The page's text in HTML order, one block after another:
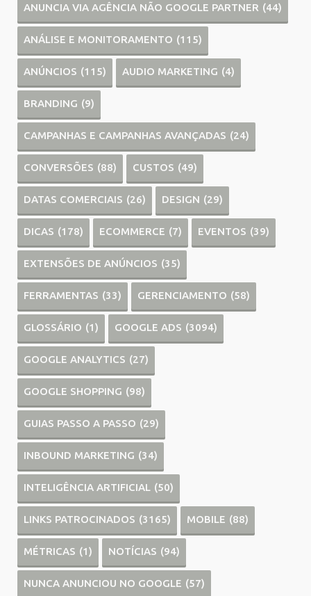
ANUNCIA VIA AGÊNCIA NÃO GOOGLE PARTNER (44)
ANÁLISE E MONITORAMENTO (115)
ANÚNCIOS (115) AUDIO MARKETING (4)
BRANDING (9)
CAMPANHAS E CAMPANHAS AVANÇADAS (24)
CONVERSÕES (88) CUSTOS (49)
DATAS COMERCIAIS (26) DESIGN (29)
DICAS (178) ECOMMERCE (7) EVENTOS (39)
EXTENSÕES DE ANÚNCIOS (35)
FERRAMENTAS (33) GERENCIAMENTO (58)
GLOSSÁRIO (1) GOOGLE ADS (3094)
GOOGLE ANALYTICS (27)
GOOGLE SHOPPING (98)
GUIAS PASSO A PASSO (29)
INBOUND MARKETING (34)
INTELIGÊNCIA ARTIFICIAL (50)
LINKS PATROCINADOS (3165) MOBILE (88)
MÉTRICAS (1) NOTÍCIAS (94)
NUNCA ANUNCIOU NO GOOGLE (57)